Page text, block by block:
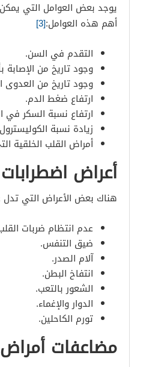
يوجد بعض العوامل التي
أهم هذه العوامل:[3]
التقدم في السن.
وجود تاريخ من الإصابة
وجود تاريخ من العدوى
ارتفاع ضغط الدم.
ارتفاع نسبة السكر في
زيادة نسبة
أمراض القلب الخلقية
أعراض
هناك بعض الأعراض التي
عدم انتظام ضربات
ضيق التنفس.
آلام الصدر.
انتفاخ البطن.
الشعور بالتعب.
الدوار والإغماء.
تورم الكاحلين.
مضاعفات